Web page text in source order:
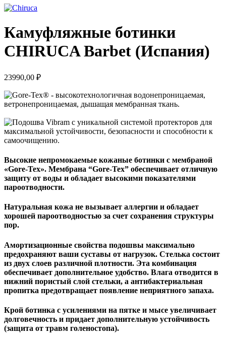
Камуфляжные ботинки
CHIRUCA Barbet (Испания)
23990,00 ₽
Высокие непромокаемые кожаные ботинки с мембраной
«Gore-Tex». Мембрана “Gore-Tex” обеспечивает отличную
защиту от воды и обладает высокими показателями
пароотводности.
Натуральная кожа не вызывает аллергии и обладает
хорошей пароотводностью за счет сохранения структуры
пор.
Амортизационные свойства подошвы максимально
предохраняют ваши суставы от нагрузок. Стелька состоит
из двух слоев различной плотности. Эта комбинация
обеспечивает дополнительное удобство. Влага отводится в
нижний пористый слой стельки, а антибактериальная
пропитка предотвращает появление неприятного запаха.
Крой ботинка с усилениями на пятке и мысе увеличивает
долговечность и придает дополнительную устойчивость
(защита от травм голеностопа).